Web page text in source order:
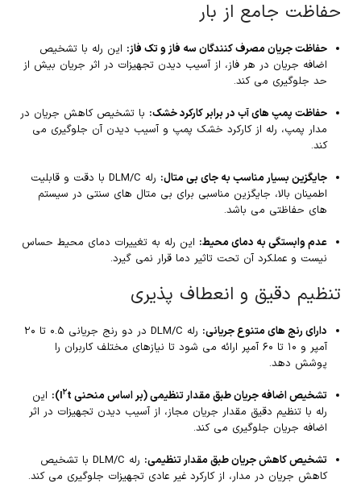
حفاظت جامع از بار
حفاظت جریان مصرف کنندگان سه فاز و تک فاز: این رله با تشخیص
اضافه جریان در هر فاز، از آسیب دیدن تجهیزات در اثر جریان بیش از
حد جلوگیری می کند.
حفاظت پمپ های آب در برابر کارکرد خشک: با تشخیص کاهش جریان در
مدار پمپ، رله از کارکرد خشک پمپ و آسیب دیدن آن جلوگیری می
کند.
جایگزین بسیار مناسب به جای بی متال:
رله DLM/C با دقت و قابلیت
اطمینان بالا، جایگزین مناسبی برای بی متال های سنتی در سیستم
های حفاظتی می باشد.
عدم وابستگی به دمای محیط: این رله به تغییرات دمای محیط حساس
نیست و عملکرد آن تحت تاثیر دما قرار نمی گیرد.
تنظیم دقیق و انعطاف پذیری
دارای رنج های متنوع جریانی:
رله DLM/C در دو رنج جریانی ۰.۵ تا ۲۰
آمپر و ۱۰ تا ۶۰ آمپر ارائه می شود تا نیازهای مختلف کاربران را
پوشش دهد.
تشخیص اضافه جریان طبق مقدار تنظیمی (بر اساس منحنی I ۲t):
این
رله با تنظیم دقیق مقدار جریان مجاز، از آسیب دیدن تجهیزات در اثر
اضافه جریان جلوگیری می کند.
تشخیص کاهش جریان طبق مقدار تنظیمی:
رله DLM/C با تشخیص
کاهش جریان در مدار، از کارکرد غیر عادی تجهیزات جلوگیری می کند.